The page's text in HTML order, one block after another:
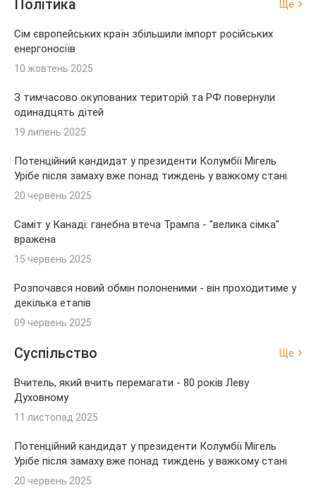
Політика Ще
Сім європейських країн збільшили імпорт російських
енергоносіїв
10 жовтень 2025
З тимчасово окупованих територій та РФ повернули
одинадцять дітей
19 липень 2025
Потенційний кандидат у президенти Колумбії Мігель
Урібе після замаху вже понад тиждень у важкому стані
20 червень 2025
Саміт у Канаді: ганебна втеча Трампа - "велика сімка"
вражена
15 червень 2025
Розпочався новий обмін полоненими - він проходитиме у
декілька етапів
09 червень 2025
Суспільство Ще
Вчитель, який вчить перемагати - 80 років Леву
Духовному
11 листопад 2025
Потенційний кандидат у президенти Колумбії Мігель
Урібе після замаху вже понад тиждень у важкому стані
20 червень 2025